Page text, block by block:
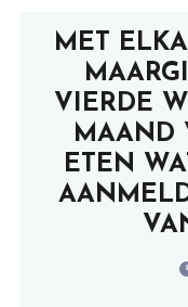
MET
VIERDE
MAAND
ETEN